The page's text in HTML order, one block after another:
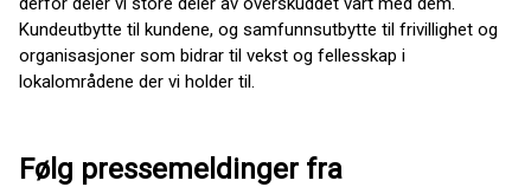
Kundeutbytte til kundene, og samfunnsutbytte til frivillighet og
organisasjoner som bidrar til vekst og fellesskap i
lokalområdene der vi holder til.
Følg pressemeldinger fra